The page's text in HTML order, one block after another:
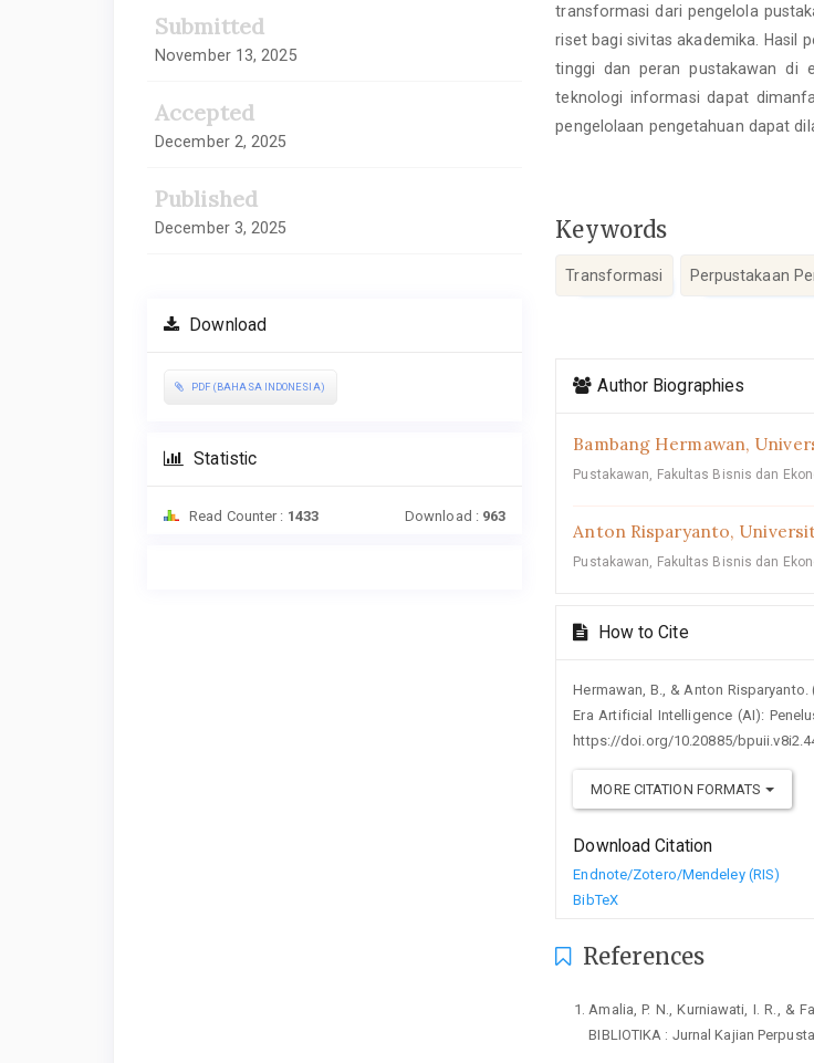
Submitted
November 13, 2025
Accepted
December 2, 2025
Published
December 3, 2025
Download
PDF (BAHASA INDONESIA)
Statistic
Read Counter : 1433 Download : 963
transformasi dari pengelola
riset bagi sivitas akademika. Hasil
tinggi dan peran pustakawan di
teknologi informasi dapat
pengelolaan pengetahuan dapat
Keywords
Transformasi Perpustakaan
Details
Author Biographies
Bambang Hermawan,
Pustakawan, Fakultas Bisnis dan
Anton Risparyanto,
Pustakawan, Fakultas Bisnis dan
How to Cite
Hermawan, B., & Anton
Era Artificial Intelligence (AI):
https://doi.org/10.20885/
MORE CITATION FORMATS
Download Citation
Endnote/Zotero/Mendeley (RIS)
BibTeX
References
Amalia, P. N., Kurniawati, I. R., &
BIBLIOTIKA : Jurnal Kajian